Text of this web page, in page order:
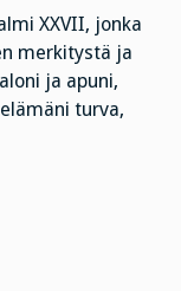
XXVII, jonka
merkitystä ja
ja apuni,
turva,